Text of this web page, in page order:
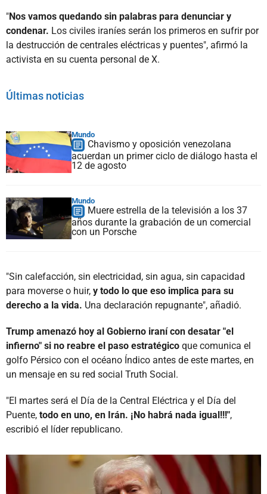
"Nos vamos quedando sin palabras para denunciar y
condenar. Los civiles iraníes serán los primeros en sufrir por
la destrucción de centrales eléctricas y puentes", afirmó la
activista en su cuenta personal de X.
Últimas noticias
Mundo
Chavismo y oposición venezolana
acuerdan un primer ciclo de diálogo hasta el
12 de agosto
Mundo
Muere estrella de la televisión a los 37
años durante la grabación de un comercial
con un Porsche
"Sin calefacción, sin electricidad, sin agua, sin capacidad
para moverse o huir, y todo lo que eso implica para su
derecho a la vida. Una declaración repugnante", añadió.
Trump amenazó hoy al Gobierno iraní con desatar "el
infierno" si no reabre el paso estratégico que comunica el
golfo Pérsico con el océano Índico antes de este martes, en
un mensaje en su red social Truth Social.
"El martes será el Día de la Central Eléctrica y el Día del
Puente, todo en uno, en Irán. ¡No habrá nada igual!!!",
escribió el líder republicano.